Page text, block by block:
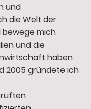
und
die Welt der
bewege mich
und die
haben
2005 gründete ich